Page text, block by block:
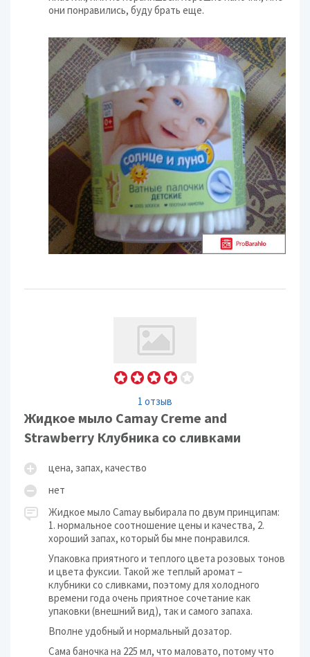
они понравились, буду брать еще.
1 отзыв
Жидкое мыло Camay Creme and
Strawberry Клубника со сливками
цена, запах, качество
нет
Жидкое мыло Camay выбирала по двум принципам:
1. нормальное соотношение цены и качества, 2.
хороший запах, который бы мне понравился.
Упаковка приятного и теплого цвета розовых тонов
и цвета фуксии. Такой же теплый аромат –
клубники со сливками, поэтому для холодного
времени года очень приятное сочетание как
упаковки (внешний вид), так и самого запаха.
Вполне удобный и нормальный дозатор.
Сама баночка на 225 мл, что маловато, потому что